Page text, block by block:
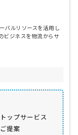
バルリソースを活用し
ビジネスを物流からサ
ップサービス
提案